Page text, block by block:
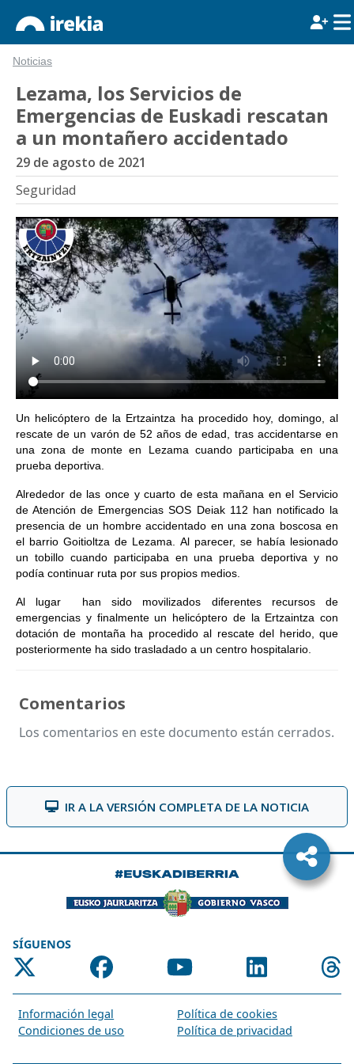
Noticias
Lezama, los Servicios de
Emergencias de Euskadi rescatan
a un montañero accidentado
29 de agosto de 2021
Seguridad
Un helicóptero de la Ertzaintza ha procedido hoy, domingo, al
rescate de un varón de 52 años de edad, tras accidentarse en
una zona de monte en Lezama cuando participaba en una
prueba deportiva.
Alrededor de las once y cuarto de esta mañana en el Servicio
de Atención de Emergencias SOS Deiak 112 han notificado la
presencia de un hombre accidentado en una zona boscosa en
el barrio Goitioltza de Lezama. Al parecer, se había lesionado
un tobillo cuando participaba en una prueba deportiva y no
podía continuar ruta por sus propios medios.
Al lugar han sido movilizados diferentes recursos de
emergencias y finalmente un helicóptero de la Ertzaintza con
dotación de montaña ha procedido al rescate del herido, que
posteriormente ha sido trasladado a un centro hospitalario.
Comentarios
Los comentarios en este documento están cerrados.
IR A LA VERSIÓN COMPLETA DE LA NOTICIA
SÍGUENOS
Información legal
Política de cookies
Condiciones de uso
Política de privacidad